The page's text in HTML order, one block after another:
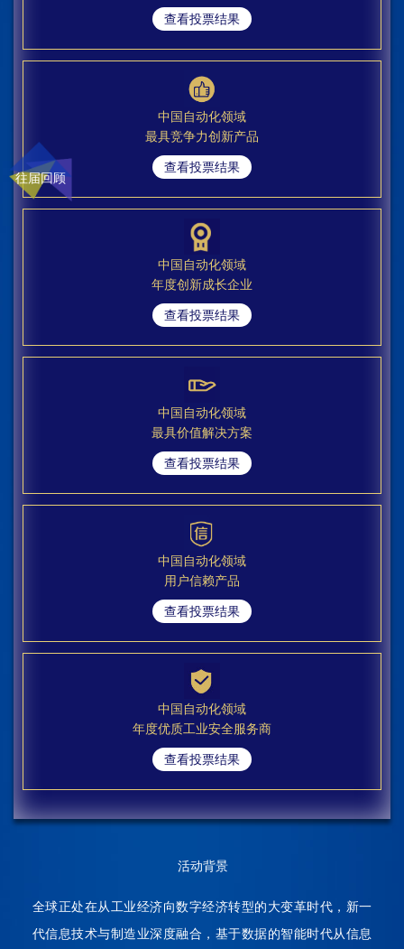
查看投票结果
中国自动化领域
最具竞争力创新产品
查看投票结果
中国自动化领域
年度创新成长企业
查看投票结果
中国自动化领域
最具价值解决方案
查看投票结果
中国自动化领域
用户信赖产品
查看投票结果
中国自动化领域
年度优质工业安全服务商
查看投票结果
活动背景
全球正处在从工业经济向数字经济转型的大变革时代，新一
代信息技术与制造业深度融合，基于数据的智能时代从信息
往届回顾